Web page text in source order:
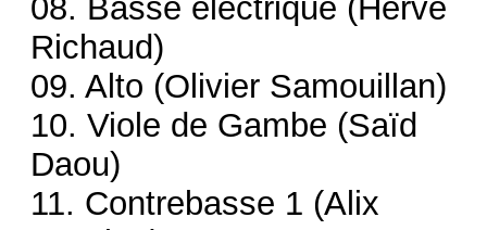
08. Basse électrique (Hervé
Richaud)
09. Alto (Olivier Samouillan)
10. Viole de Gambe (Saïd
Daou)
11. Contrebasse 1 (Alix